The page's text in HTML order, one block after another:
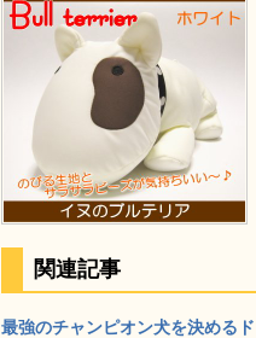
関連記事
最強のチャンピオン犬を決める